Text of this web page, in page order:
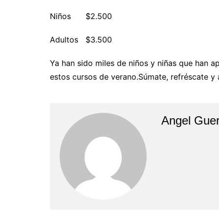
Niños $2.500
Adultos $3.500
Ya han sido miles de niños y niñas que han
estos cursos de verano.Súmate, refréscate y
Angel